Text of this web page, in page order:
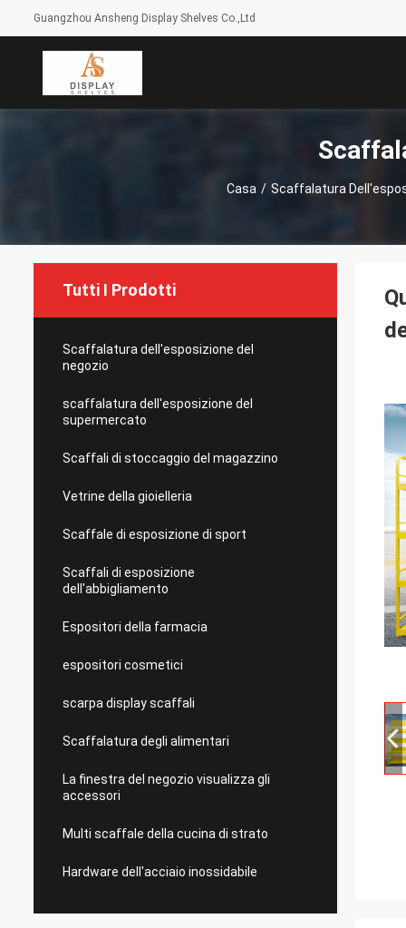
Guangzhou Ansheng Display Shelves Co.,Ltd
Casa / Scaffalatura
Tutti I Prodotti
Scaffalatura dell'esposizione del
negozio
scaffalatura dell'esposizione del
supermercato
Scaffali di stoccaggio del magazzino
Vetrine della gioielleria
Scaffale di esposizione di sport
Scaffali di esposizione
dell'abbigliamento
Espositori della farmacia
espositori cosmetici
scarpa display scaffali
Scaffalatura degli alimentari
La finestra del negozio visualizza gli
accessori
Multi scaffale della cucina di strato
Hardware dell'acciaio inossidabile